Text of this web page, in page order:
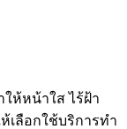
ห้หน้าใส ไร้ฝ้า
เลือกใช้บริการทำ